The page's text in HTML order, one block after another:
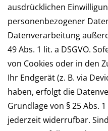
ausdrücklichen
personenbezogener
Datenverarbeitung
49 Abs. 1 lit. a DSGVO.
von Cookies oder in den
Ihr Endgerät (z. B. via
haben, erfolgt die
Grundlage von § 25 Abs.
jederzeit widerrufbar.